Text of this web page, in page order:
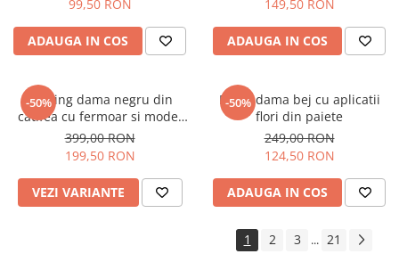
99,50 RON
ADAUGA IN COS
149,50 RON
ADAUGA IN COS
-50%
Trening dama negru din
catifea cu fermoar si model
pe jacheta
399,00 RON
199,50 RON
VEZI VARIANTE
-50%
Bluza dama bej cu aplicatii
flori din paiete
249,00 RON
124,50 RON
ADAUGA IN COS
1 2 3 ... 21